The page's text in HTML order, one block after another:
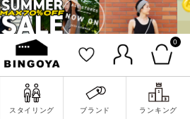
0
スタイリング ブランド ランキング
詳細検索